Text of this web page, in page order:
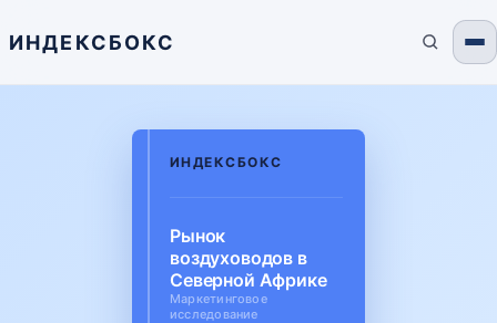
ИНДЕКСБОКС
ИНДЕКСБОКС
Рынок
воздуховодов в
Северной Африке
Маркетинговое
исследование